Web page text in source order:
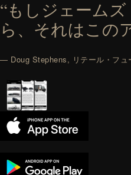
“もしジェーム
ら、それはこの
— Doug Stephens, リテール・フュ